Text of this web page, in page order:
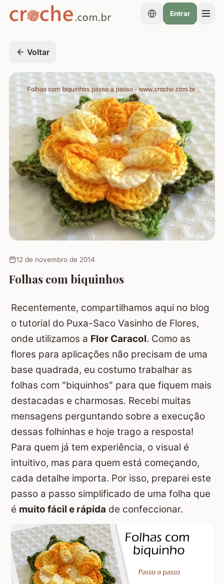
Entrar
Voltar
12 de novembro de 2014
Folhas com biquinhos
Recentemente, compartilhamos aqui no blog
o tutorial do Puxa-Saco Vasinho de Flores,
onde utilizamos a Flor Caracol. Como as
flores para aplicações não precisam de uma
base quadrada, eu costumo trabalhar as
folhas com "biquinhos" para que fiquem mais
destacadas e charmosas. Recebi muitas
mensagens perguntando sobre a execução
dessas folhinhas e hoje trago a resposta!
Para quem já tem experiência, o visual é
intuitivo, mas para quem está começando,
cada detalhe importa. Por isso, preparei este
passo a passo simplificado de uma folha que
é muito fácil e rápida de confeccionar.